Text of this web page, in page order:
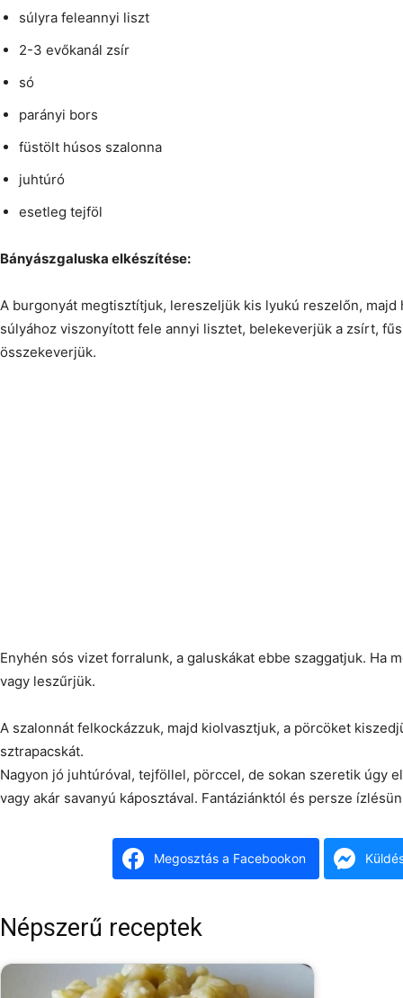
súlyra feleannyi liszt
2-3 evőkanál zsír
só
parányi bors
füstölt húsos szalonna
juhtúró
esetleg tejföl
Bányászgaluska elkészítése:
A burgonyát megtisztítjuk, lereszeljük kis lyukú reszelőn,
súlyához viszonyított fele annyi lisztet, belekeverjük a zsírt,
összekeverjük.
Enyhén sós vizet forralunk, a galuskákat ebbe szaggatjuk. Ha
vagy leszűrjük.
A szalonnát felkockázzuk, majd kiolvasztjuk, a pörcöket
sztrapacskát.
Nagyon jó juhtúróval, tejföllel, pörccel, de sokan szeretik úgy
vagy akár savanyú káposztával. Fantáziánktól és persze
Megosztás a Facebookon
Népszerű receptek